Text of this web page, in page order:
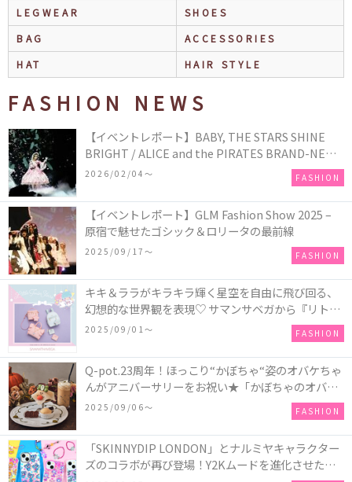
LEGWEAR
SHOES
BAG
ACCESSORIES
HAT
HAIR STYLE
FASHION NEWS
【イベントレポート】BABY, THE STARS SHINE
BRIGHT / ALICE and the PIRATES BRAND-NEW
COLLECTION in TOKYO
2026/02/04〜 FASHION
【イベントレポート】GLM Fashion Show 2025 –
原宿で魅せたゴシック＆ロリータの最前線
2025/09/17〜 FASHION
キキ＆ララがキラキラ輝く星空を自由に飛び回る、
幻想的な世界観を表現♡ サマンサベガから『リトル
ツインスターズ』50周年アニバーサリーイヤー』を
2025/09/01〜 FASHION
Q-pot.23周年！ほっこり“かぼちゃ“姿のオバケちゃ
んがアニバーサリーをお祝い★「かぼちゃのオバケ
ーキアクセサリー」が新発売！Q-pot CAFE.では
「かぼちゃのオバケーキプレート」も登場
2025/09/06〜 FASHION
「SKINNYDIP LONDON」とナルミヤキャラクター
ズのコラボが再び登場！Y2Kムードを進化させた新